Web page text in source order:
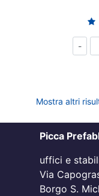
Mostra altri
Picca
uffici e
Via
Borgo S.